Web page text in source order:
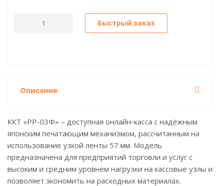
Быстрый заказ
Описание
ККТ «РР-03Ф» – доступная онлайн-касса с надёжным
японским печатающим механизмом, рассчитанным на
использование узкой ленты 57 мм. Модель
предназначена для предприятий торговли и услуг с
высоким и средним уровнем нагрузки на кассовые узлы и
позволяет экономить на расходных материалах.